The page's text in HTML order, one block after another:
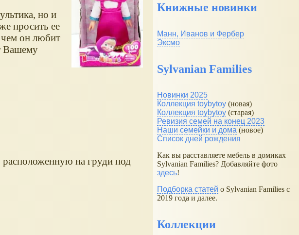
но и
просить ее
чем он любит
Вашему
на груди под
Книжные новинки
Манн, Иванов и Фербер
Эксмо
Sylvanian Families
Новинки 2025
Коллекция toybytoy (новая)
Коллекция toybytoy (старая)
Ревизия семей на конец 2023
Наши семейки и дома (новое)
Список дней рождения
Как вы расставляете мебель в домиках
Sylvanian Families? Добавляйте фото
здесь!
Подборка статей о Sylvanian Families с
2019 года и далее.
Коллекции